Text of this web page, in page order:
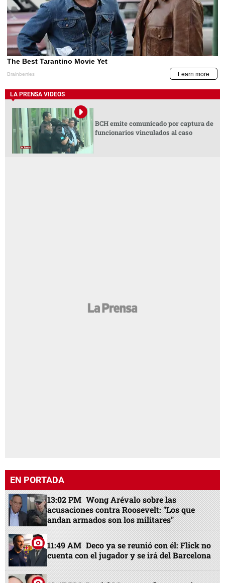
LA PRENSA VIDEOS
BCH emite comunicado por captura de
funcionarios vinculados al caso
EN PORTADA
13:02 PM Wong Arévalo sobre las
acusaciones contra Roosevelt: "Los que
andan armados son los militares"
11:49 AM Deco ya se reunió con él: Flick no
cuenta con el jugador y se irá del Barcelona